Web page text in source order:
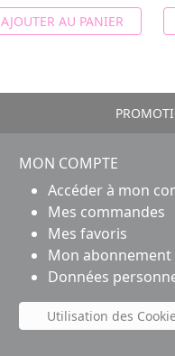
AJOUTER AU PANIER
MON COMPTE
Accéder à mon
Mes commandes
Mes favoris
Mon abonnement
Données
Utilisation des